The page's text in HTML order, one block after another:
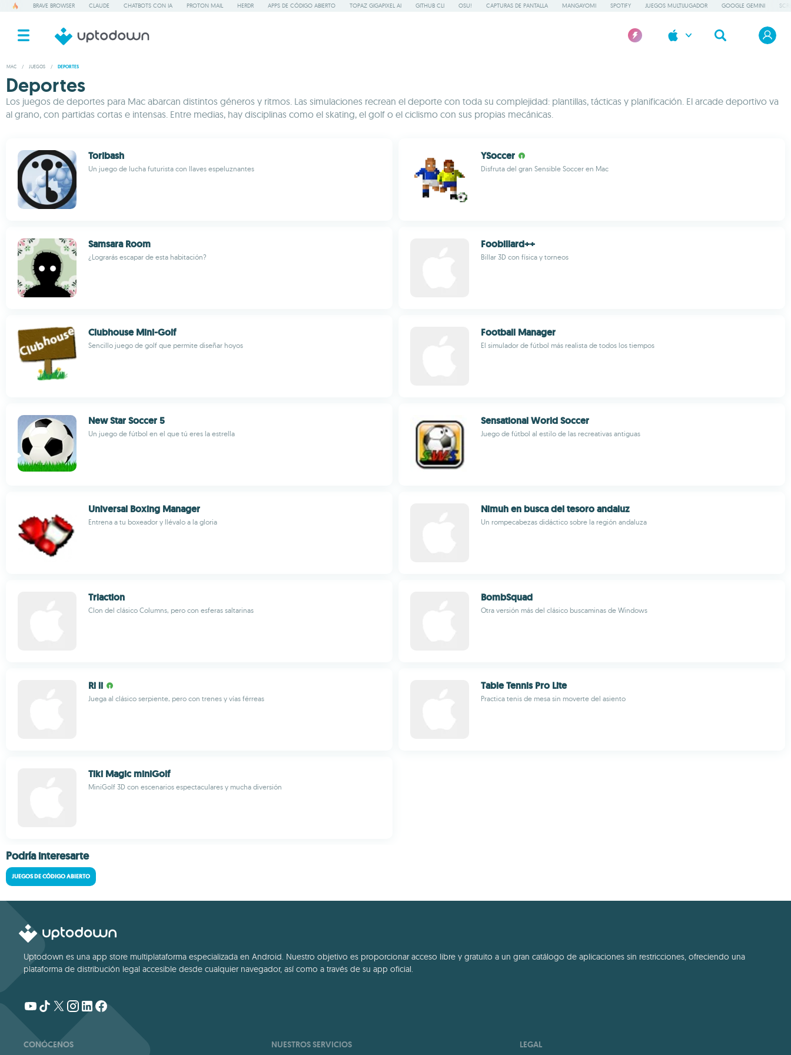
BRAVE BROWSER CLAUDE CHATBOTS CON IA PROTON MAIL HERDR APPS DE CÓDIGO ABIERTO TOPAZ GIGAPIXEL AI GITHUB CLI OSU! CAPTURAS DE PANTALLA MANGAYOMI SPOTIFY JUEGOS MULTIJUGADOR GOOGLE GEMINI
MAC / JUEGOS / DEPORTES
Deportes
Los juegos de deportes para Mac abarcan distintos géneros y ritmos. Las simulaciones recrean el deporte con toda su complejidad: plantillas, tácticas y planificación. El arcade deportivo va
al grano, con partidas cortas e intensas. Entre medias, hay disciplinas como el skating, el golf o el ciclismo con sus propias mecánicas.
Toribash
Un juego de lucha futurista con llaves espeluznantes
YSoccer
Disfruta del gran Sensible Soccer en Mac
Samsara Room
¿Lograrás escapar de esta habitación?
Foobillard++
Billar 3D con física y torneos
Clubhouse Mini-Golf
Sencillo juego de golf que permite diseñar hoyos
Football Manager
El simulador de fútbol más realista de todos los tiempos
New Star Soccer 5
Un juego de fútbol en el que tú eres la estrella
Sensational World Soccer
Juego de fútbol al estilo de las recreativas antiguas
Universal Boxing Manager
Entrena a tu boxeador y llévalo a la gloria
Nimuh en busca del tesoro andaluz
Un rompecabezas didáctico sobre la región andaluza
Triaction
Clon del clásico Columns, pero con esferas saltarinas
BombSquad
Otra versión más del clásico buscaminas de Windows
Ri li
Juega al clásico serpiente, pero con trenes y vías férreas
Table Tennis Pro Lite
Practica tenis de mesa sin moverte del asiento
Tiki Magic miniGolf
MiniGolf 3D con escenarios espectaculares y mucha diversión
Podría interesarte
JUEGOS DE CÓDIGO ABIERTO
Uptodown es una app store multiplataforma especializada en Android. Nuestro objetivo es proporcionar acceso libre y gratuito a un gran catálogo de aplicaciones sin restricciones, ofreciendo una
plataforma de distribución legal accesible desde cualquier navegador, así como a través de su app oficial.
CONÓCENOS NUESTROS SERVICIOS LEGAL